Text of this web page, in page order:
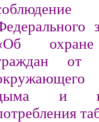
охране
от
и